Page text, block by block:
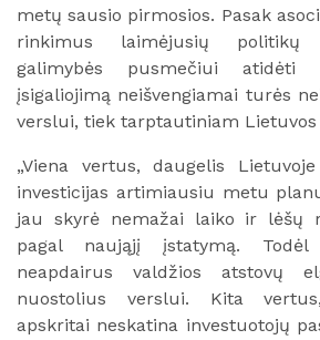
metų sausio pirmosios. Pasak
rinkimus laimėjusių politikų
galimybės pusmečiui atidėti
įsigaliojimą neišvengiamai turės
verslui, tiek tarptautiniam Lietuvos
„Viena vertus, daugelis
investicijas artimiausiu metu
jau skyrė nemažai laiko ir lėšų
pagal naująjį įstatymą.
neapdairus valdžios atstovų
nuostolius verslui. Kita
apskritai neskatina investuotojų